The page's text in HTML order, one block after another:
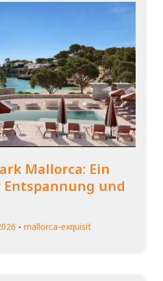
Mallorca: Ein
und
- mallorca-exquisit